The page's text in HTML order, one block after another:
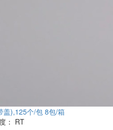
盖),125个/包 8包/箱
： RT